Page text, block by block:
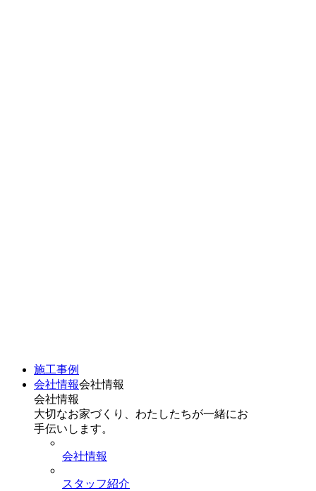
施工事例
会社情報会社情報
会社情報
大切なお家づくり、わたしたちが一緒にお
手伝いします。
会社情報
スタッフ紹介